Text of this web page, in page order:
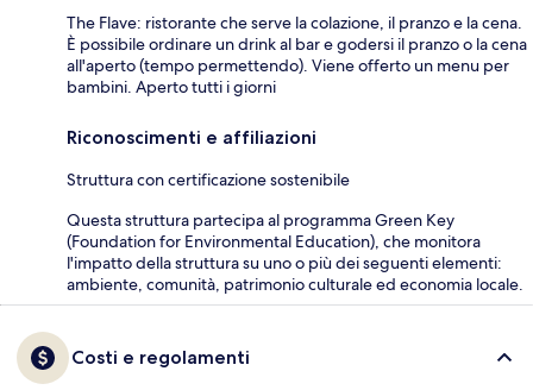
The Flave: ristorante che serve la colazione, il pranzo e la cena.
È possibile ordinare un drink al bar e godersi il pranzo o la cena
all'aperto (tempo permettendo). Viene offerto un menu per
bambini. Aperto tutti i giorni
Riconoscimenti e affiliazioni
Struttura con certificazione sostenibile
Questa struttura partecipa al programma Green Key
(Foundation for Environmental Education), che monitora
l'impatto della struttura su uno o più dei seguenti elementi:
ambiente, comunità, patrimonio culturale ed economia locale.
Costi e regolamenti